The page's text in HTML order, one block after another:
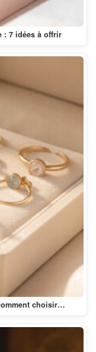
: 7 idées à offrir
choisir…